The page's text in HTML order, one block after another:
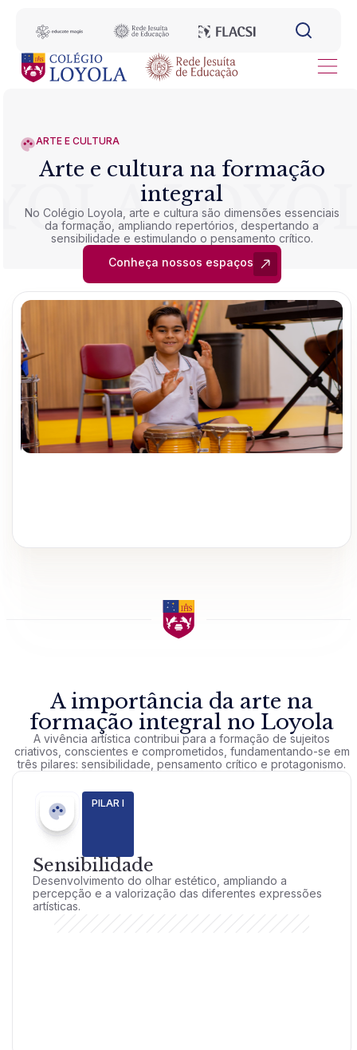
ARTE E CULTURA
Arte e cultura na formação
integral
No Colégio Loyola, arte e cultura são dimensões essenciais
da formação, ampliando repertórios, despertando a
sensibilidade e estimulando o pensamento crítico.
Conheça nossos espaços
A importância da arte na
formação integral no Loyola
A vivência artística contribui para a formação de sujeitos
criativos, conscientes e comprometidos, fundamentando-se em
três pilares: sensibilidade, pensamento crítico e protagonismo.
PILAR I
Sensibilidade
Desenvolvimento do olhar estético, ampliando a
percepção e a valorização das diferentes expressões
artísticas.